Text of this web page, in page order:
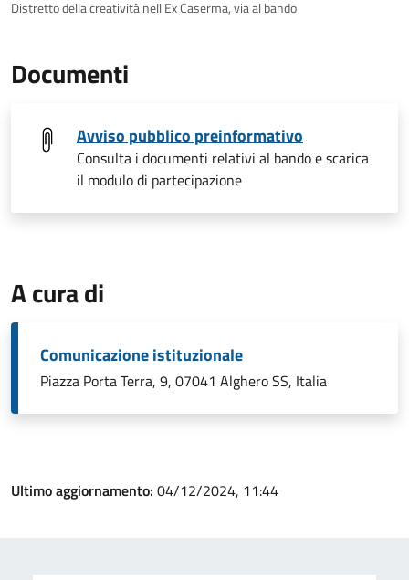
Distretto della creatività nell'Ex Caserma, via al bando
Documenti
Avviso pubblico preinformativo
Consulta i documenti relativi al bando e scarica
il modulo di partecipazione
A cura di
Comunicazione istituzionale
Piazza Porta Terra, 9, 07041 Alghero SS, Italia
Ultimo aggiornamento: 04/12/2024, 11:44